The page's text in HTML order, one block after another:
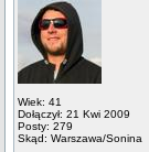
Wiek: 41
Dołączył: 21 Kwi 2009
Posty: 279
Skąd: Warszawa/Sonina